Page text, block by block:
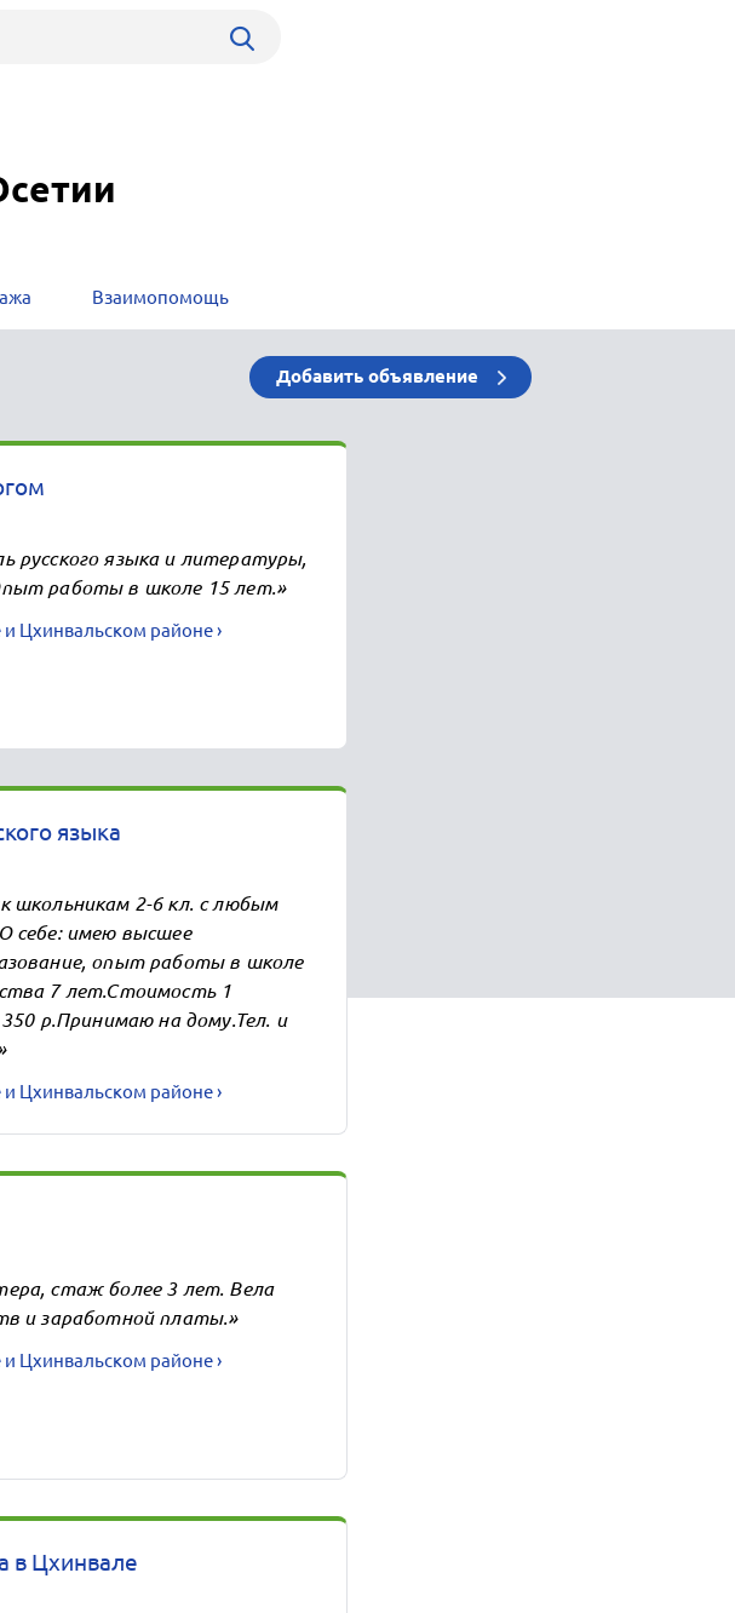
Взаимопомощь
Добавить объявление
русского языка и литературы,
работы в школе 15 лет.»
Цхинвальском районе ›
языка
школьникам 2-6 кл. с любым
себе: имею высшее
опыт работы в школе
7 лет.Стоимость 1
р.Принимаю на дому.Тел. и
Цхинвальском районе ›
стаж более 3 лет. Вела
и заработной платы.»
Цхинвальском районе ›
в Цхинвале